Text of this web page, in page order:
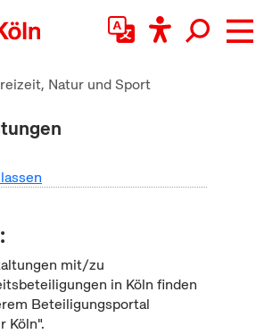
Natur und Sport
mit/zu
in Köln finden
Beteiligungsportal
Köln".